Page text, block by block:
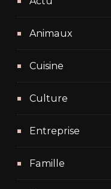
Animaux
Cuisine
Culture
Entreprise
Famille